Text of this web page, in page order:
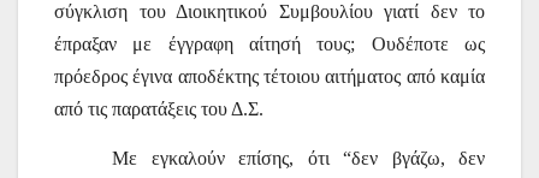
σύγκλιση του Διοικητικού Συμβουλίου γιατί δεν το
έπραξαν με έγγραφη αίτησή τους; Ουδέποτε ως
πρόεδρος έγινα αποδέκτης τέτοιου αιτήματος από καμία
από τις παρατάξεις του Δ.Σ.
Με εγκαλούν επίσης, ότι “δεν βγάζω, δεν